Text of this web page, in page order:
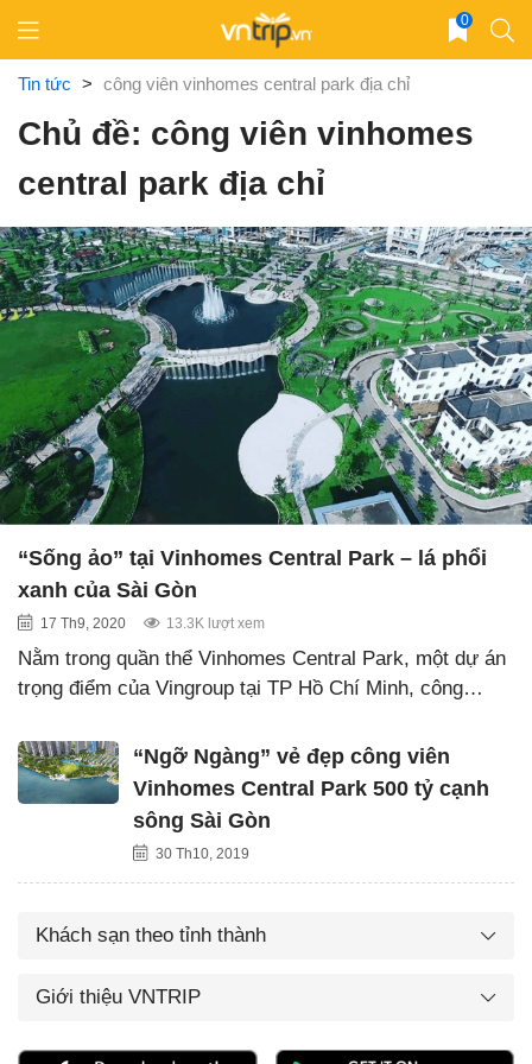
content
0
Tin tức > công viên vinhomes central park địa chỉ
Chủ đề: công viên vinhomes
central park địa chỉ
“Sống ảo” tại Vinhomes Central Park – lá phổi
xanh của Sài Gòn
17 Th9, 2020 13.3K lượt xem
Nằm trong quần thể Vinhomes Central Park, một dự án
trọng điểm của Vingroup tại TP Hồ Chí Minh, công…
“Ngỡ Ngàng” vẻ đẹp công viên
Vinhomes Central Park 500 tỷ cạnh
sông Sài Gòn
30 Th10, 2019
Khách sạn theo tỉnh thành
Giới thiệu VNTRIP